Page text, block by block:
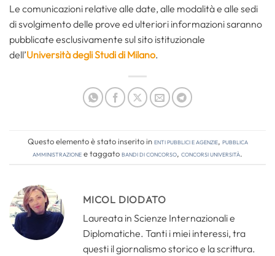
Le comunicazioni relative alle date, alle modalità e alle sedi
di svolgimento delle prove ed ulteriori informazioni saranno
pubblicate esclusivamente sul sito istituzionale
dell’Università degli Studi di Milano.
Questo elemento è stato inserito inEnti pubblici e agenzie, Pubblica
amministrazionee taggatobandi di concorso, concorsi università.
MICOL DIODATO
Laureata in Scienze Internazionali e
Diplomatiche. Tanti i miei interessi, tra
questi il giornalismo storico e la scrittura.